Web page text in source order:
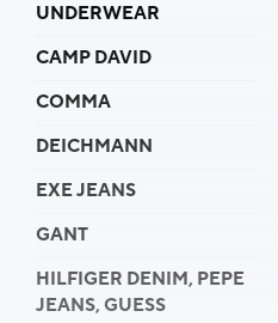
UNDERWEAR
CAMP DAVID
COMMA
DEICHMANN
EXE JEANS
GANT
HILFIGER DENIM, PEPE
JEANS, GUESS